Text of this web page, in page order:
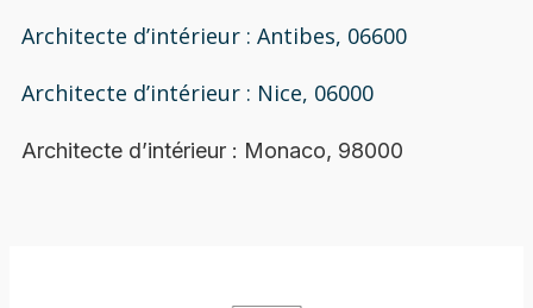
Architecte d’intérieur : Antibes, 06600
Architecte d’intérieur : Nice, 06000
Architecte d’intérieur : Monaco, 98000